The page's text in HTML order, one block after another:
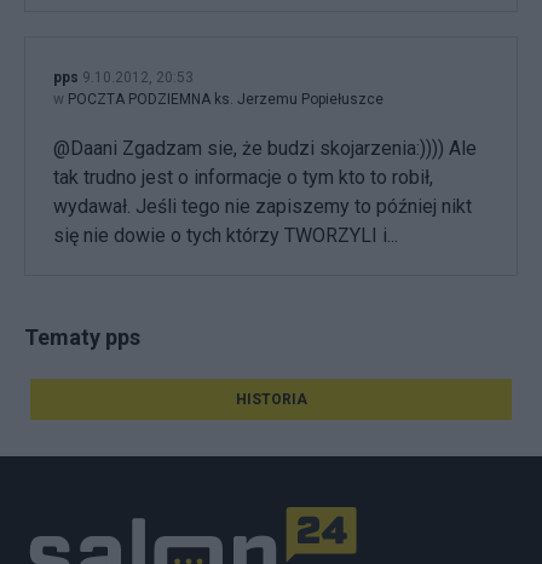
pps 9.10.2012, 20:53
w POCZTA PODZIEMNA ks. Jerzemu Popiełuszce
@Daani Zgadzam sie, że budzi skojarzenia:)))) Ale
tak trudno jest o informacje o tym kto to robił,
wydawał. Jeśli tego nie zapiszemy to później nikt
się nie dowie o tych którzy TWORZYLI i...
Tematy pps
HISTORIA